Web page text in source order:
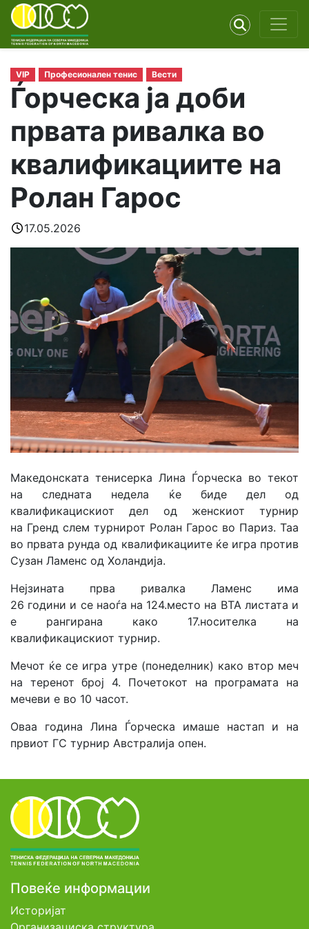
VIP Професионален тенис Вести
Ѓорческа ја доби
првата ривалка во
квалификациите на
Ролан Гарос
17.05.2026
Македонската тенисерка Лина Ѓорческа во текот
на следната недела ќе биде дел од
квалификацискиот дел од женскиот турнир
на Гренд слем турнирот Ролан Гарос во Париз. Таа
во првата рунда од квалификациите ќе игра против
Сузан Ламенс од Холандија.
Нејзината прва ривалка Ламенс има
26 години и се наоѓа на 124.место на ВТА листата и
е рангирана како 17.носителка на
квалификацискиот турнир.
Мечот ќе се игра утре (понеделник) како втор меч
на теренот број 4. Почетокот на програмата на
мечеви е во 10 часот.
Оваа година Лина Ѓорческа имаше настап и на
првиот ГС турнир Австралија опен.
Повеќе информации
Историјат